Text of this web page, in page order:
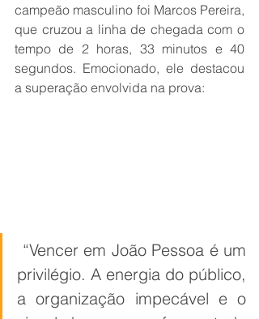
campeão masculino foi Marcos Pereira,
que cruzou a linha de chegada com o
tempo de 2 horas, 33 minutos e 40
segundos. Emocionado, ele destacou
a superação envolvida na prova:
privilégio. A energia do público,
a organização impecável e o